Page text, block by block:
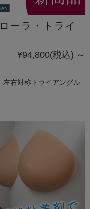
ーラ・トライ
¥94,800(税込) ～
左右対称トライアングル